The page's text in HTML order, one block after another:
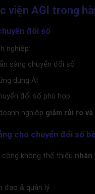
viện AGI trong
đổi số
nghiệp:
sàng chuyển đổi số
dụng AI
đổi số phù hợp
nghiệp giảm rủi ro
cho chuyển đổi số
không thể thiếu nhân
đạo & quản lý